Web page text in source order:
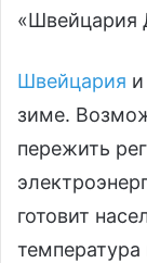
«Швейцария
Швейцария
зиме.
пережить
готовит